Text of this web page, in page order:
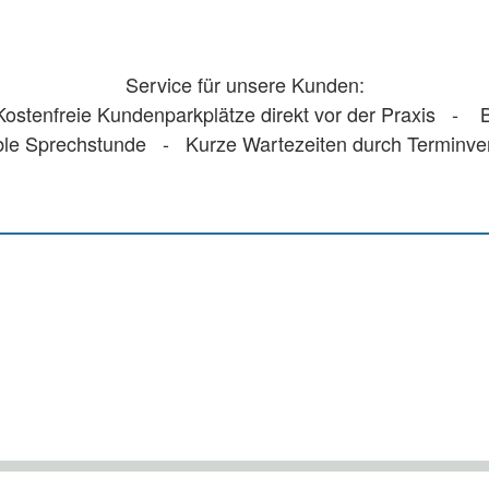
Service für unsere Kunden:
Kundenparkplätze direkt vor der Praxis -
Sprechstunde - Kurze Wartezeiten durch